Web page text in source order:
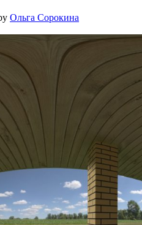
Ольга Сорокина